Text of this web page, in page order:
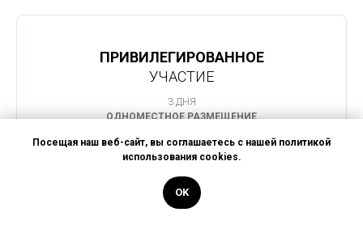
ПРИВИЛЕГИРОВАННОЕ
УЧАСТИЕ
3 ДНЯ
ОДНОМЕСТНОЕ РАЗМЕЩЕНИЕ
78 000 руб.
Посещая наш веб-сайт, вы соглашаетесь с нашей политикой
использования cookies.
OK